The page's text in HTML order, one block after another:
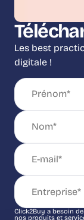
Les best
digitale !
Click2Buy a besoin
nos produits et